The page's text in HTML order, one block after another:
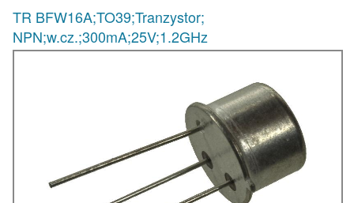
TR BFW16A;TO39;Tranzystor;
NPN;w.cz.;300mA;25V;1.2GHz